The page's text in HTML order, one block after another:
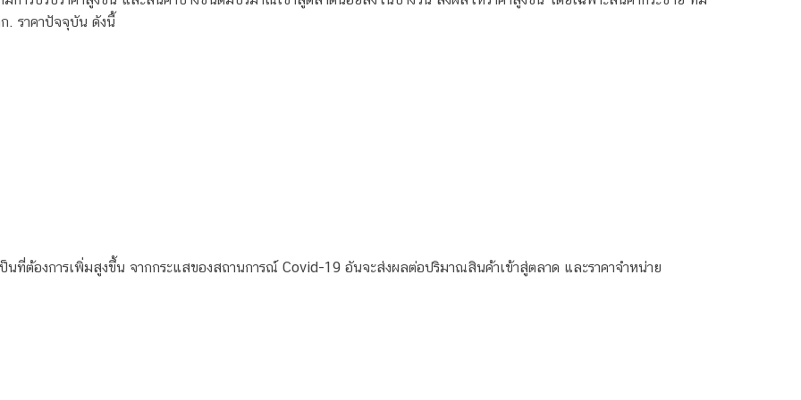
. ราคาปัจจุบัน ดังนี้
ต้องการเพิ่มสูงขึ้น จากกระแสของสถานการณ์ Covid-19 อันจะส่งผลต่อปริมาณสินค้าเข้าสู่ตลาด และราคาจำหน่าย